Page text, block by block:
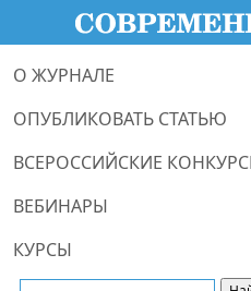
О ЖУРНАЛЕ
ОПУБЛИКОВАТЬ СТАТЬЮ
ВСЕРОССИЙСКИЕ
ВЕБИНАРЫ
КУРСЫ